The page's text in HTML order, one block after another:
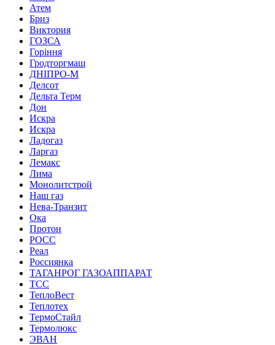
Атем
Бриз
Виктория
ГОЗСА
Горіння
Гродторгмаш
ДНІПРО-М
Делсот
Дельта Терм
Дон
Искра
Искра
Ладогаз
Ларгаз
Лемакс
Лима
Монолитстрой
Наш газ
Нева-Транзит
Ока
Протон
РОСС
Реал
Россиянка
ТАГАНРОГ ГАЗОАППАРАТ
ТСС
ТеплоВест
Теплотех
ТермоСтайл
Термолюкс
ЭВАН